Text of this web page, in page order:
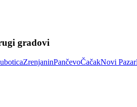
gradovi
ZrenjaninPančevoČačakNovi Pazar